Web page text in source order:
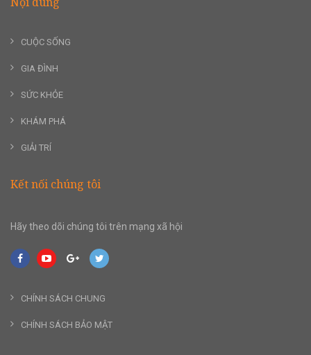
CUỘC SỐNG
GIA ĐÌNH
SỨC KHỎE
KHÁM PHÁ
GIẢI TRÍ
Kết nối chúng tôi
Hãy theo dõi chúng tôi trên mạng xã hội
CHÍNH SÁCH CHUNG
CHÍNH SÁCH BẢO MẬT